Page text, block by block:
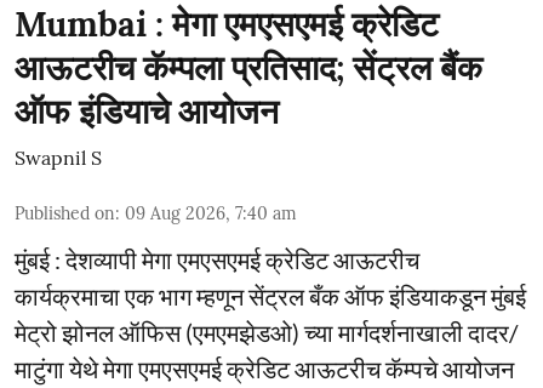
Mumbai : मेगा एमएसएमई क्रेडिट
आऊटरीच कॅम्पला प्रतिसाद; सेंट्रल बैंक
ऑफ इंडियाचे आयोजन
Swapnil S
Published on: 09 Aug 2026, 7:40 am
मुंबई : देशव्यापी मेगा एमएसएमई क्रेडिट आऊटरीच
कार्यक्रमाचा एक भाग म्हणून सेंट्रल बँक ऑफ इंडियाकडून मुंबई
मेट्रो झोनल ऑफिस (एमएमझेडओ) च्या मार्गदर्शनाखाली दादर/
माटुंगा येथे मेगा एमएसएमई क्रेडिट आऊटरीच कॅम्पचे आयोजन